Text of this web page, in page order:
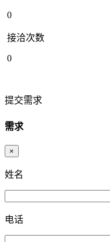
0
接洽次数
0
提交需求
需求
×
姓名
电话